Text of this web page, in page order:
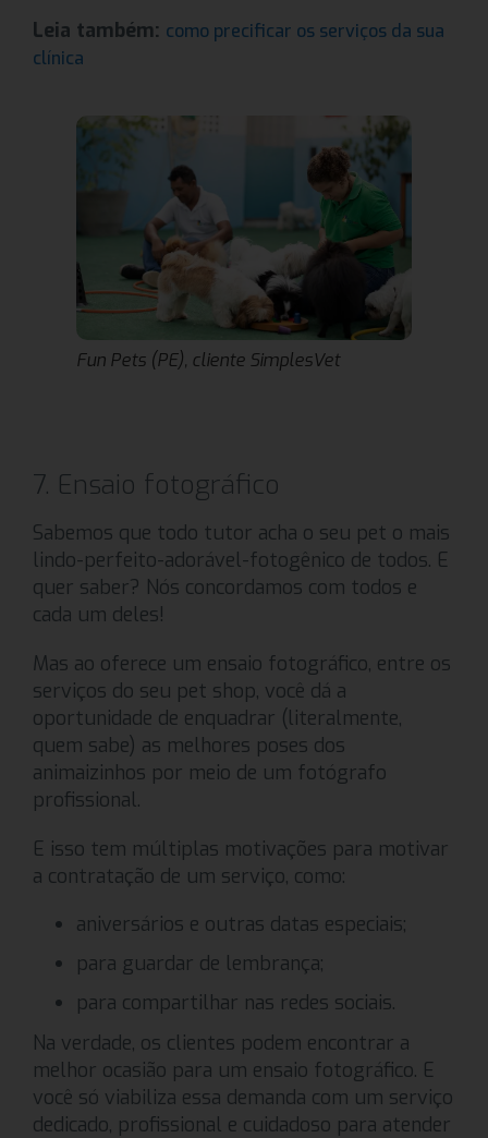
Leia também: como precificar os serviços da sua
clínica
Fun Pets (PE), cliente SimplesVet
7. Ensaio fotográfico
Sabemos que todo tutor acha o seu pet o mais
lindo-perfeito-adorável-fotogênico de todos. E
quer saber? Nós concordamos com todos e
cada um deles!
Mas ao oferece um ensaio fotográfico, entre os
serviços do seu pet shop, você dá a
oportunidade de enquadrar (literalmente,
quem sabe) as melhores poses dos
animaizinhos por meio de um fotógrafo
profissional.
E isso tem múltiplas motivações para motivar
a contratação de um serviço, como:
aniversários e outras datas especiais;
para guardar de lembrança;
para compartilhar nas redes sociais.
Na verdade, os clientes podem encontrar a
melhor ocasião para um ensaio fotográfico. E
você só viabiliza essa demanda com um serviço
dedicado, profissional e cuidadoso para atender